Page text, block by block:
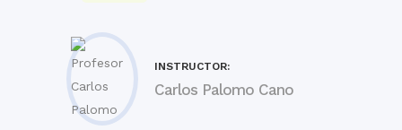
INSTRUCTOR:
Carlos Palomo Cano